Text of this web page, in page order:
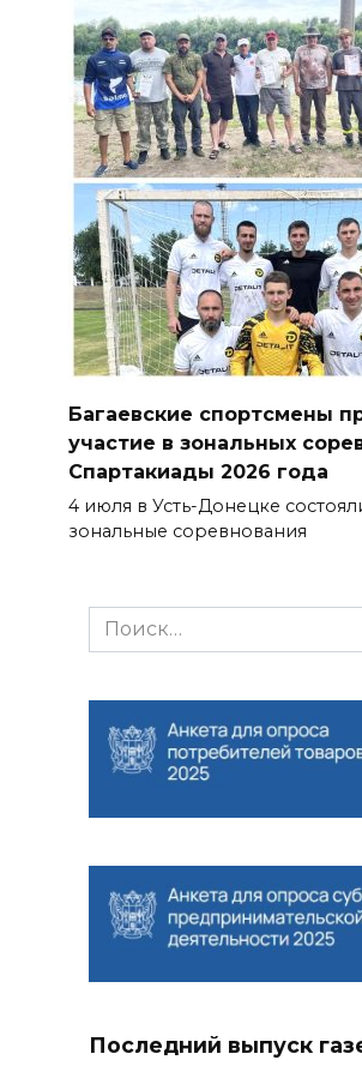
Багаевские спортсмены
участие в зональных
Спартакиады 2026 года
4 июля в Усть-Донецке
зональные соревнования
Search
for:
Последний выпуск